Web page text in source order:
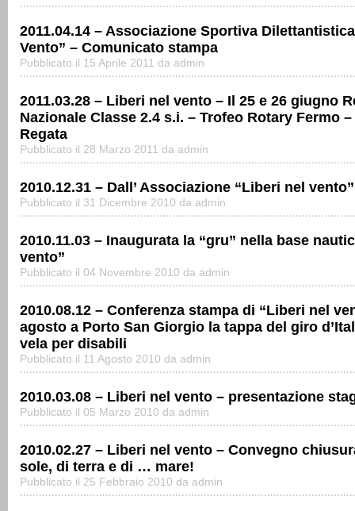
2011.04.14 – Associazione Sportiva
Vento” – Comunicato stampa
Pubblicato il 15 Aprile 2011 da admin
2011.03.28 – Liberi nel vento – Il 25 e 26 giugno
Nazionale Classe 2.4 s.i. – Trofeo Rotary Fermo
Regata
Pubblicato il 28 Marzo 2011 da admin
2010.12.31 – Dall’ Associazione “Liberi nel vento”
Pubblicato il 31 Dicembre 2010 da admin
2010.11.03 – Inaugurata la “gru” nella base
vento”
Pubblicato il 04 Novembre 2010 da admin
2010.08.12 – Conferenza stampa di “Liberi nel
agosto a Porto San Giorgio la tappa del giro
vela per disabili
Pubblicato il 11 Agosto 2010 da admin
2010.03.08 – Liberi nel vento – presentazione
Pubblicato il 05 Marzo 2010 da admin
2010.02.27 – Liberi nel vento – Convegno
sole, di terra e di … mare!
Pubblicato il 25 Febbraio 2010 da admin